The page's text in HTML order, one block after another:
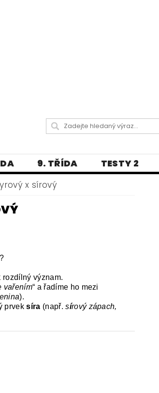
9. TŘÍDA TESTY 2
JAZYKOVĚDNÝ SLOVNÍČEK
x sírový
?
rozdílný význam.
vařením“ a řadíme ho mezi
).
prveksíra (např. sírový zápach,